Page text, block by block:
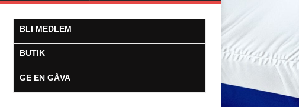
BLI MEDLEM
BUTIK
GE EN GÅVA